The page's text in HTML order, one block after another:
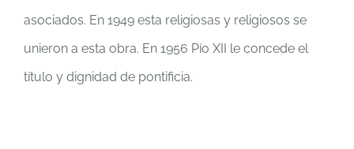
asociados. En 1949 esta religiosas y religiosos se
unieron a esta obra. En 1956 Pío XII le concede el
título y dignidad de pontificia.